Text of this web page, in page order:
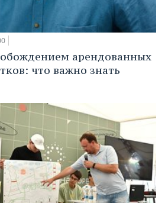
арендованных
что важно знать